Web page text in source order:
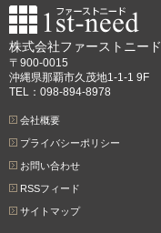
株式会社ファーストニード
〒900-0015
沖縄県那覇市久茂地1-1-1 9F
TEL：098-894-8978
会社概要
プライバシーポリシー
お問い合わせ
RSSフィード
サイトマップ